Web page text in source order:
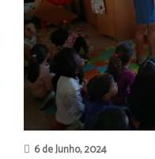
6 de Junho, 2024